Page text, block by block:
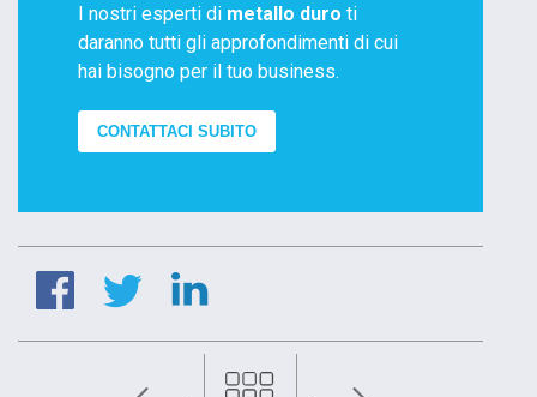
I nostri esperti di metallo duro ti
daranno tutti gli approfondimenti di cui
hai bisogno per il tuo business.
CONTATTACI SUBITO